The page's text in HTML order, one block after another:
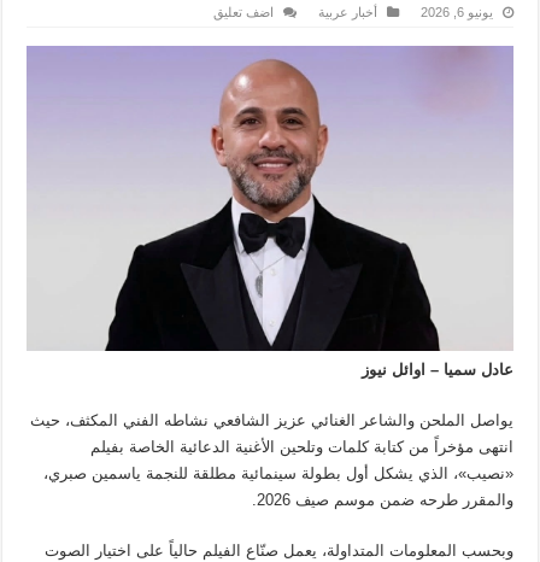
يونيو 6, 2026 أخبار عربية اضف تعليق
عادل سميا – اوائل نيوز
يواصل الملحن والشاعر الغنائي عزيز الشافعي نشاطه الفني المكثف، حيث
انتهى مؤخراً من كتابة كلمات وتلحين الأغنية الدعائية الخاصة بفيلم
«نصيب»، الذي يشكل أول بطولة سينمائية مطلقة للنجمة ياسمين صبري،
والمقرر طرحه ضمن موسم صيف 2026.
وبحسب المعلومات المتداولة، يعمل صنّاع الفيلم حالياً على اختيار الصوت